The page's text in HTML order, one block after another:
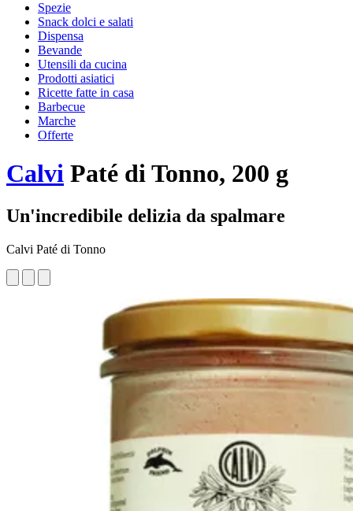
Spezie
Snack dolci e salati
Dispensa
Bevande
Utensili da cucina
Prodotti asiatici
Ricette fatte in casa
Barbecue
Marche
Offerte
Calvi Paté di Tonno, 200 g
Un'incredibile delizia da spalmare
Calvi Paté di Tonno